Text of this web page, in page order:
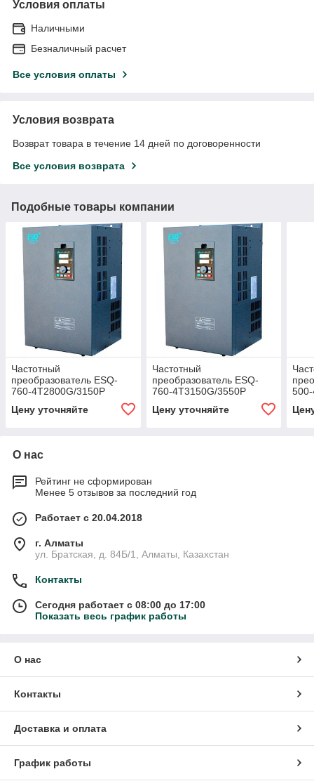
Условия оплаты
Наличными
Безналичный расчет
Все условия оплаты
Условия возврата
Возврат товара в течение 14 дней по договоренности
Все условия возврата
Подобные товары компании
Частотный
преобразователь ESQ-
760-4T2800G/3150P
Цену уточняйте
Частотный
преобразователь ESQ-
760-4T3150G/3550P
Цену уточняйте
О нас
Рейтинг не сформирован
Менее 5 отзывов за последний год
Работает с 20.04.2018
г. Алматы
ул. Братская, д. 84Б/1, Алматы, Казахстан
Контакты
Сегодня работает с 08:00 до 17:00
Показать весь график работы
О нас
Контакты
Доставка и оплата
График работы